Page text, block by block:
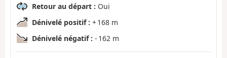
Retour au départ : Oui
Dénivelé positif : + 168 m
Dénivelé négatif : - 162 m